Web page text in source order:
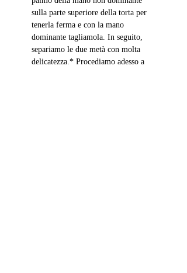
sulla parte superiore della torta per
tenerla ferma e con la mano
dominante tagliamola. In seguito,
separiamo le due metà con molta
delicatezza.* Procediamo adesso a